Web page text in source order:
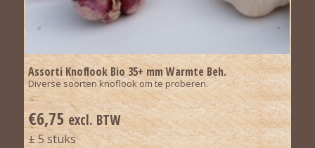
Assorti Knoflook Bio 35+ mm Warmte Beh.
Diverse soorten knoflook om te proberen.
€6,75 excl. BTW
± 5 stuks